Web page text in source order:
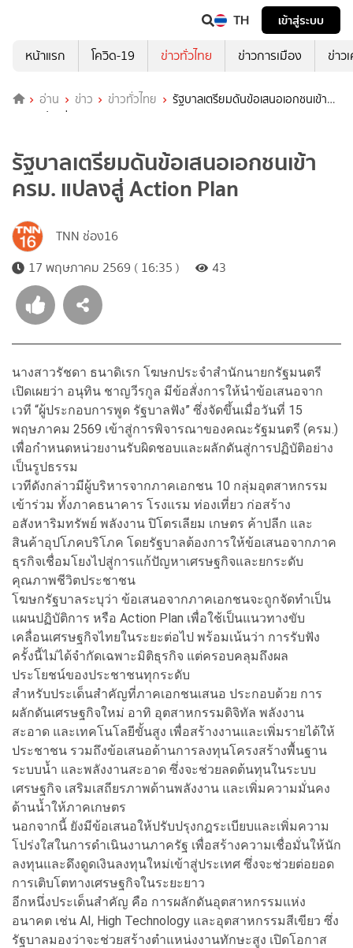
TH
เข้าสู่ระบบ
หน้าแรก
โควิด-19 ข่าวทั่วไทย ข่าวการเมือง ข่าว
อ่าน ข่าว ข่าวทั่วไทย
รัฐบาลเตรียมดันข้อเสนอเอกชนเข้า
ครม. แปลงสู่ Action Plan
รัฐบาลเตรียมดันข้อเสนอเอกชนเข้า
ครม. แปลงสู่ Action Plan
TNN ช่อง16
17 พฤษภาคม 2569 ( 16:35 )
43
นางสาวรัชดา ธนาดิเรก โฆษกประจำสำนักนายกรัฐมนตรี
เปิดเผยว่า อนุทิน ชาญวีรกูล มีข้อสั่งการให้นำข้อเสนอจาก
เวที “ผู้ประกอบการพูด รัฐบาลฟัง” ซึ่งจัดขึ้นเมื่อวันที่ 15
พฤษภาคม 2569 เข้าสู่การพิจารณาของคณะรัฐมนตรี (ครม.)
เพื่อกำหนดหน่วยงานรับผิดชอบและผลักดันสู่การปฏิบัติอย่าง
เป็นรูปธรรม
เวทีดังกล่าวมีผู้บริหารจากภาคเอกชน 10 กลุ่มอุตสาหกรรม
เข้าร่วม ทั้งภาคธนาคาร โรงแรม ท่องเที่ยว ก่อสร้าง
อสังหาริมทรัพย์ พลังงาน ปิโตรเลียม เกษตร ค้าปลีก และ
สินค้าอุปโภคบริโภค โดยรัฐบาลต้องการให้ข้อเสนอจากภาค
ธุรกิจเชื่อมโยงไปสู่การแก้ปัญหาเศรษฐกิจและยกระดับ
คุณภาพชีวิตประชาชน
โฆษกรัฐบาลระบุว่า ข้อเสนอจากภาคเอกชนจะถูกจัดทำเป็น
แผนปฏิบัติการ หรือ Action Plan เพื่อใช้เป็นแนวทางขับ
เคลื่อนเศรษฐกิจไทยในระยะต่อไป พร้อมเน้นว่า การรับฟัง
ครั้งนี้ไม่ได้จำกัดเฉพาะมิติธุรกิจ แต่ครอบคลุมถึงผล
ประโยชน์ของประชาชนทุกระดับ
สำหรับประเด็นสำคัญที่ภาคเอกชนเสนอ ประกอบด้วย การ
ผลักดันเศรษฐกิจใหม่ อาทิ อุตสาหกรรมดิจิทัล พลังงาน
สะอาด และเทคโนโลยีขั้นสูง เพื่อสร้างงานและเพิ่มรายได้ให้
ประชาชน รวมถึงข้อเสนอด้านการลงทุนโครงสร้างพื้นฐาน
ระบบน้ำ และพลังงานสะอาด ซึ่งจะช่วยลดต้นทุนในระบบ
เศรษฐกิจ เสริมเสถียรภาพด้านพลังงาน และเพิ่มความมั่นคง
ด้านน้ำให้ภาคเกษตร
นอกจากนี้ ยังมีข้อเสนอให้ปรับปรุงกฎระเบียบและเพิ่มความ
โปร่งใสในการดำเนินงานภาครัฐ เพื่อสร้างความเชื่อมั่นให้นัก
ลงทุนและดึงดูดเงินลงทุนใหม่เข้าสู่ประเทศ ซึ่งจะช่วยต่อยอด
การเติบโตทางเศรษฐกิจในระยะยาว
อีกหนึ่งประเด็นสำคัญ คือ การผลักดันอุตสาหกรรมแห่ง
อนาคต เช่น AI, High Technology และอุตสาหกรรมสีเขียว ซึ่ง
รัฐบาลมองว่าจะช่วยสร้างตำแหน่งงานทักษะสูง เปิดโอกาส